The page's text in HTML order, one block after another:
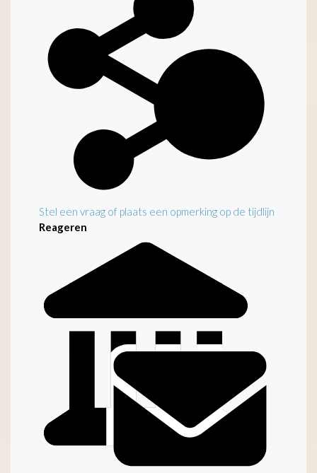
Stel een vraag of plaats een opmerking op de tijdlijn
Reageren